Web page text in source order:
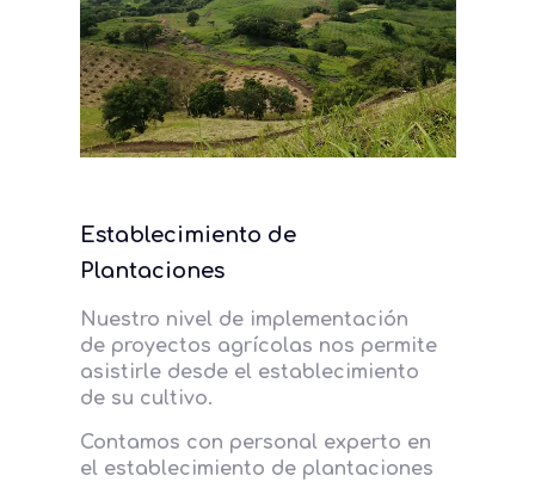
Establecimiento de
Plantaciones
Nuestro nivel de implementación
de proyectos agrícolas nos permite
asistirle desde el establecimiento
de su cultivo.
Contamos con personal experto en
el establecimiento de plantaciones